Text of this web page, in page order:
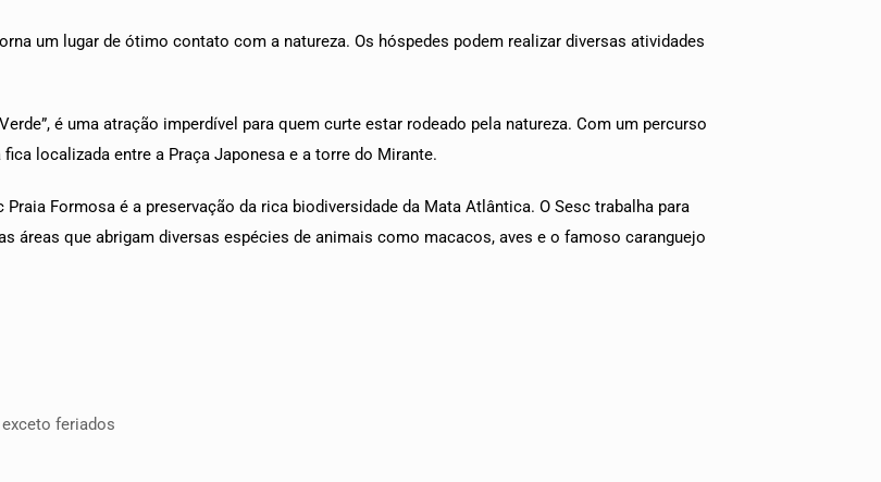
um lugar de ótimo contato com a natureza. Os hóspedes podem realizar diversas atividades
é uma atração imperdível para quem curte estar rodeado pela natureza. Com um percurso
localizada entre a Praça Japonesa e a torre do Mirante.
Formosa é a preservação da rica biodiversidade da Mata Atlântica. O Sesc trabalha para
áreas que abrigam diversas espécies de animais como macacos, aves e o famoso caranguejo
exceto feriados